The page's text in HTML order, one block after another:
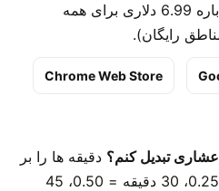
اضافه می‌کنند — با خرید یک‌باره 6.99 دلاری برای همه
رایگان).
Chrome Web Store
تبدیل کنم؟ دقیقه ها را بر
60 تقسیم کنید: 15 دقیقه = 0.25، 30 دقیقه = 0.50، 45